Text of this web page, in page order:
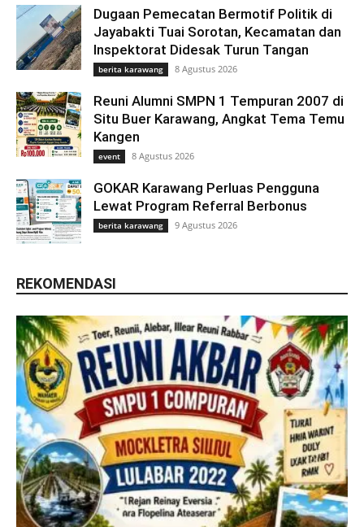
Dugaan Pemecatan Bermotif Politik di
Jayabakti Tuai Sorotan, Kecamatan dan
Inspektorat Didesak Turun Tangan
berita karawang 8 Agustus 2026
Reuni Alumni SMPN 1 Tempuran 2007 di
Situ Buer Karawang, Angkat Tema Temu
Kangen
event 8 Agustus 2026
GOKAR Karawang Perluas Pengguna
Lewat Program Referral Berbonus
berita karawang 9 Agustus 2026
REKOMENDASI